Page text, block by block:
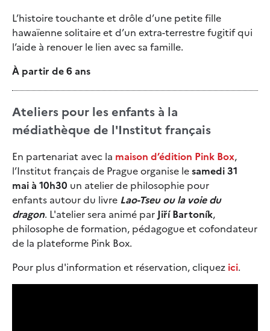
L’histoire touchante et drôle d’une petite fille
hawaïenne solitaire et d’un extra-terrestre fugitif qui
l’aide à renouer le lien avec sa famille.
À partir de 6 ans
Ateliers pour les enfants à la
médiathèque de l'Institut français
En partenariat avec la maison d’édition Pink Box,
l’Institut français de Prague organise lesamedi 31
mai à 10h30 un atelier de philosophie pour
enfants autour du livre Lao-Tseu ou la voie du
dragon. L'atelier sera animé par Jiří Bartoník,
philosophe de formation, pédagogue et cofondateur
de la plateforme Pink Box.
Pour plus d'information et réservation, cliquez ici.